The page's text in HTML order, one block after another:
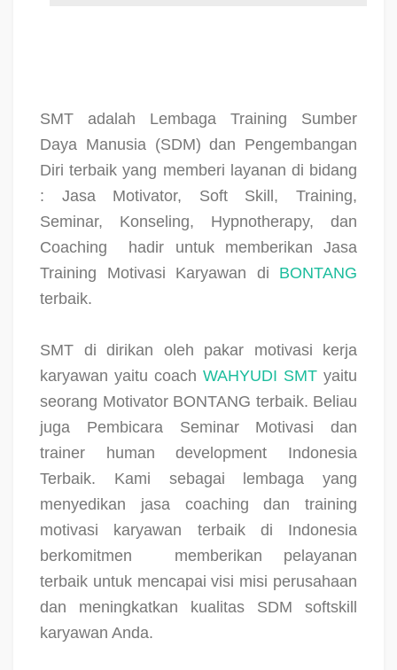
SMT adalah Lembaga Training Sumber
Daya Manusia (SDM) dan Pengembangan
Diri terbaik yang memberi layanan di bidang
: Jasa Motivator, Soft Skill, Training,
Seminar, Konseling, Hypnotherapy, dan
Coaching
hadir untuk memberikan Jasa
Training Motivasi Karyawan di BONTANG
terbaik.
SMT di dirikan oleh pakar motivasi kerja
karyawan yaitu coach WAHYUDI SMT yaitu
seorang Motivator BONTANG terbaik. Beliau
juga Pembicara Seminar Motivasi dan
trainer human development Indonesia
Terbaik. Kami sebagai lembaga yang
menyedikan jasa coaching dan training
motivasi karyawan terbaik di Indonesia
berkomitmen
memberikan pelayanan
terbaik untuk mencapai visi misi perusahaan
dan meningkatkan kualitas SDM softskill
karyawan Anda.